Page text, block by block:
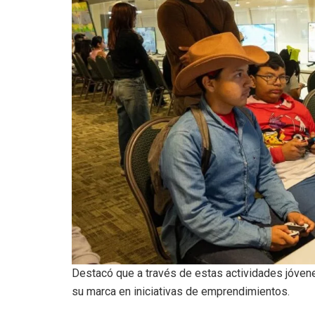
Destacó que a través de estas actividades
su marca en iniciativas de emprendimientos.